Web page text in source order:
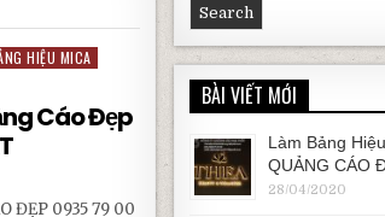
HIỆU MICA
Cáo Đẹp
ĐẸP 0935 79 00
BÀI VIẾT MỚI
Làm Bảng
QUẢNG CÁO
28/04/2020